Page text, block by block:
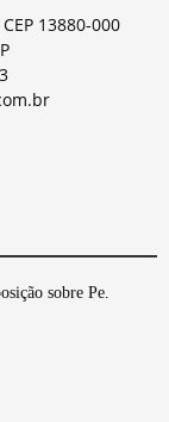
13880-000
sobre Pe.